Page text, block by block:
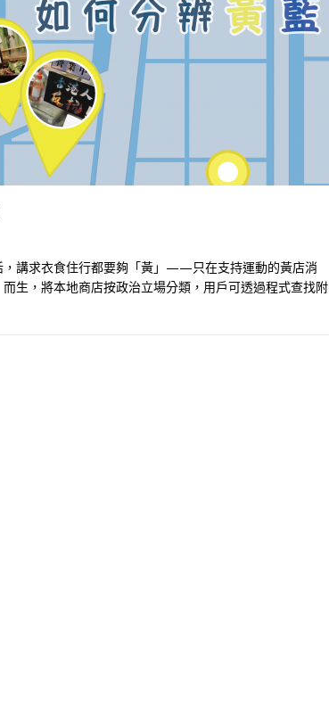
，講求衣食住行都要夠「黃」——只在支持運動的黃店消
生，將本地商店按政治立場分類，用戶可透過程式查找附